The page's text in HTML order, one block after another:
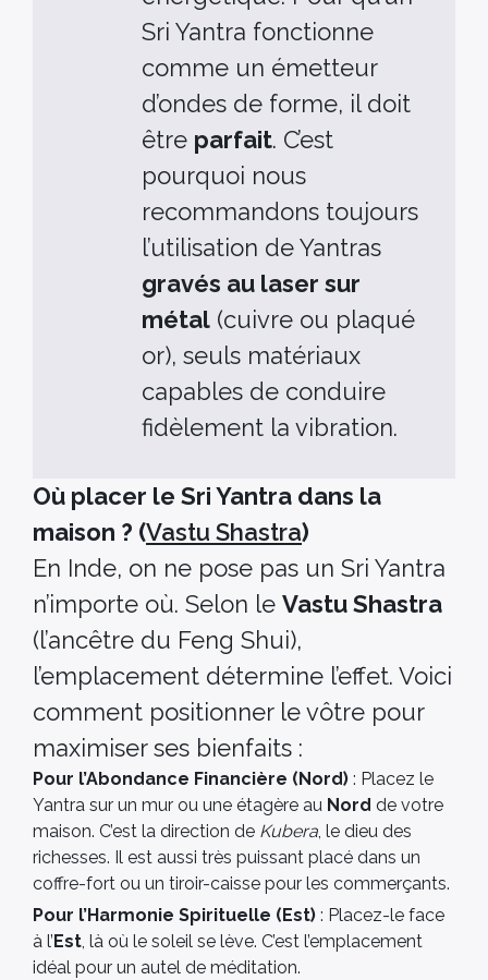
Sri Yantra fonctionne
comme un émetteur
d’ondes de forme, il doit
être parfait. C’est
pourquoi nous
recommandons toujours
l’utilisation de Yantras
gravés au laser sur
métal (cuivre ou plaqué
or), seuls matériaux
capables de conduire
fidèlement la vibration.
Où placer le Sri Yantra dans la
maison ? (Vastu Shastra)
En Inde, on ne pose pas un Sri Yantra
n’importe où. Selon le Vastu Shastra
(l’ancêtre du Feng Shui),
l’emplacement détermine l’effet. Voici
comment positionner le vôtre pour
maximiser ses bienfaits :
Pour l’Abondance Financière (Nord) : Placez le
Yantra sur un mur ou une étagère au Nord de votre
maison. C’est la direction de Kubera , le dieu des
richesses. Il est aussi très puissant placé dans un
coffre-fort ou un tiroir-caisse pour les commerçants.
Pour l’Harmonie Spirituelle (Est) : Placez-le face
à l’Est , là où le soleil se lève. C’est l’emplacement
idéal pour un autel de méditation.